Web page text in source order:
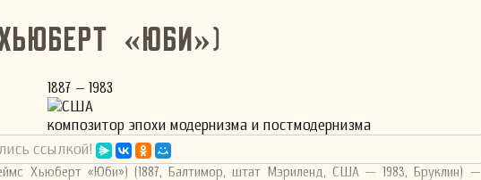
«Юби»)
1887 – 1983
США
композитор эпохи модернизма и постмодернизма
ссылкой!
Хьюберт «Юби») (1887, Балтимор, штат Мэриленд, США — 1983, Бруклин) —